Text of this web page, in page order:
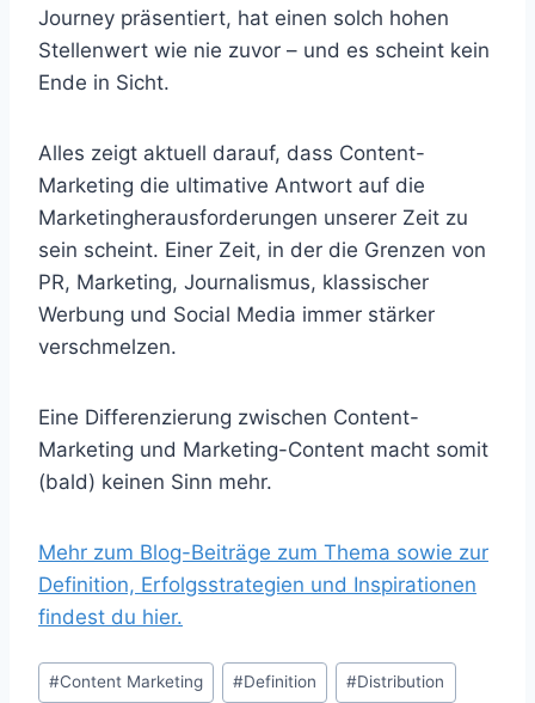
Journey präsentiert, hat einen solch hohen
Stellenwert wie nie zuvor – und es scheint kein
Ende in Sicht.
Alles zeigt aktuell darauf, dass Content-
Marketing die ultimative Antwort auf die
Marketingherausforderungen unserer Zeit zu
sein scheint. Einer Zeit, in der die Grenzen von
PR, Marketing, Journalismus, klassischer
Werbung und Social Media immer stärker
verschmelzen.
Eine Differenzierung zwischen Content-
Marketing und Marketing-Content macht somit
(bald) keinen Sinn mehr.
Mehr zum Blog-Beiträge zum Thema sowie zur
Definition, Erfolgsstrategien und Inspirationen
findest du hier.
Schlagworte:
#Content Marketing #Definition #Distribution